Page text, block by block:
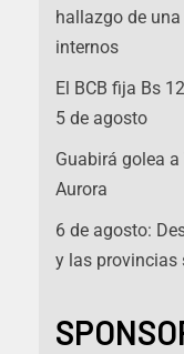
hallazgo de
internos
El BCB fija Bs
5 de agosto
Guabirá golea
Aurora
6 de agosto:
y las provincias